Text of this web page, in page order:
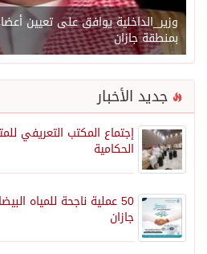
وزير_الداخلية يوافق على تعيين
بمنطقة جازان
جديد الأخبار
إجتماع المكتب التعريفي
الحكامية
50 عملية ناجحة للمياه
جازان